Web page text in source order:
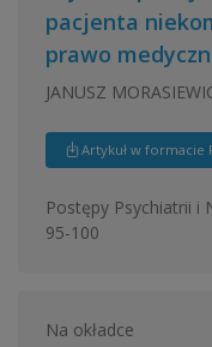
pacjenta
prawo
JANUSZ
Artykuł w formacie
Postępy Psychiatrii i
95-100
Na okładce